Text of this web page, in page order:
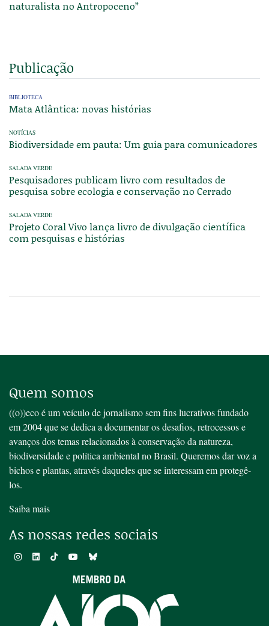
naturalista no Antropoceno”
Publicação
BIBLIOTECA
Mata Atlântica: novas histórias
NOTÍCIAS
Biodiversidade em pauta: Um guia para comunicadores
SALADA VERDE
Pesquisadores publicam livro com resultados de
pesquisa sobre ecologia e conservação no Cerrado
SALADA VERDE
Projeto Coral Vivo lança livro de divulgação científica
com pesquisas e histórias
Quem somos
((o))eco é um veículo de jornalismo sem fins lucrativos fundado
em 2004 que se dedica a documentar os desafios, retrocessos e
avanços dos temas relacionados à conservação da natureza,
biodiversidade e política ambiental no Brasil. Queremos dar voz a
bichos e plantas, através daqueles que se interessam em protegê-
los.
Saiba mais
As nossas redes sociais